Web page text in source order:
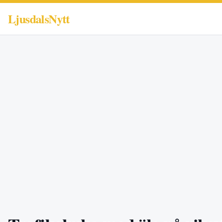
LjusdalsNytt